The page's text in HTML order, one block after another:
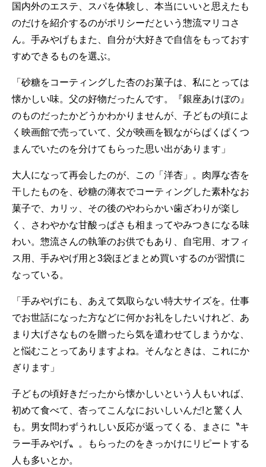
国内外のエステ、スパを体験し、本当にいいと思えたも
のだけを紹介するのがポリシーだという惣流マリコさ
ん。手みやげもまた、自分が大好きで自信をもっておす
すめできるものを選ぶ。
「砂糖をコーティングした杏のお菓子は、私にとっては
懐かしい味。父の好物だったんです。『銀座あけぼの』
のものだったかどうかわかりませんが、子どもの頃によ
く映画館で売っていて、父が映画を観ながらぱくぱくつ
まんでいたのを分けてもらった思い出があります」
大人になって再会したのが、この「洋杏」。肉厚な杏を
干したものを、砂糖の薄衣でコーティングした素朴なお
菓子で、カリッ、その後のやわらかい歯ざわりが楽し
く、さわやかな甘酸っぱさも相まってやみつきになる味
わい。惣流さんの執筆のお供でもあり、自宅用、オフィ
ス用、手みやげ用と3袋ほどまとめ買いするのが習慣に
なっている。
「手みやげにも、あえて気取らない特大サイズを。仕事
でお世話になった方などに何かお礼をしたいけれど、あ
まり大げさなものを贈ったら気を遣わせてしまうかな、
と悩むことってありますよね。そんなときは、これにか
ぎります」
子どもの頃好きだったから懐かしいという人もいれば、
初めて食べて、杏ってこんなにおいしいんだ!と驚く人
も。男女問わずうれしい反応が返ってくる、まさに〝キ
ラー手みやげ〟。もらったのをきっかけにリピートする
人も多いとか。